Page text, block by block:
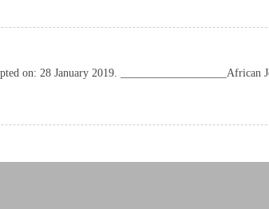
on: 28 January 2019. ___________________African